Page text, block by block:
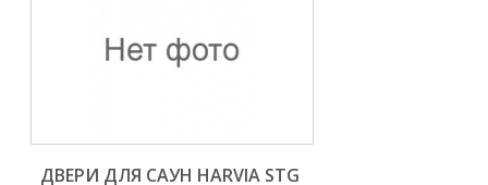
ДВЕРИ ДЛЯ САУН HARVIA STG